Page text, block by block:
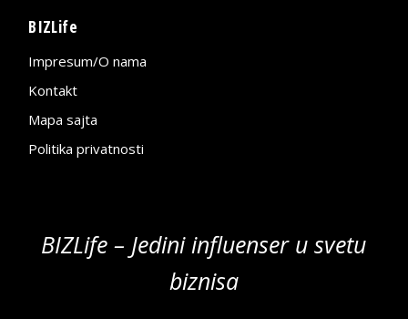
BIZLife
Impresum/O nama
Kontakt
Mapa sajta
Politika privatnosti
BIZLife – Jedini influenser u svetu
biznisa